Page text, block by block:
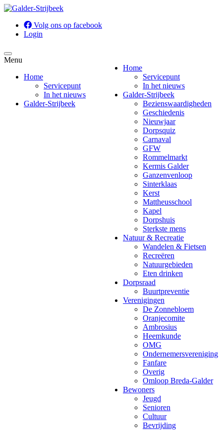
Volg ons op facebook
Login
Home
Servicepunt
In het nieuws
Galder-Strijbeek
Bezienswaardigheden
Geschiedenis
Nieuwjaar
Dorpsquiz
Carnaval
GFW
Rommelmarkt
Kermis Galder
Ganzenvenloop
Sinterklaas
Kerst
Mattheusschool
Kapel
Dorpshuis
Sterkste mens
Natuur & Recreatie
Wandelen & Fietsen
Recreëren
Natuurgebieden
Eten drinken
Dorpsraad
Buurtpreventie
Verenigingen
De Zonnebloem
Oranjecomite
Ambrosius
Heemkunde
OMG
Ondernemersvereniging
Fanfare
Overig
Omloop Breda-Galder
Bewoners
Jeugd
Senioren
Cultuur
Bevrijding
Menu
Home
Servicepunt
In het nieuws
Galder-Strijbeek